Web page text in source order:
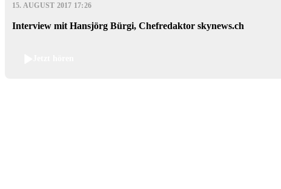
15. AUGUST 2017 17:26
Interview mit Hansjörg Bürgi, Chefredaktor skynews.ch